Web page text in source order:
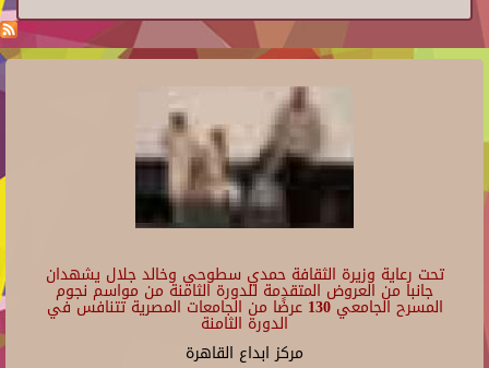
تحت رعاية وزيرة الثقافة حمدي سطوحي وخالد جلال يشهدان
جانبا من العروض المتقدمة للدورة الثامنة من مواسم نجوم
المسرح الجامعي 130 عرضًا من الجامعات المصرية تتنافس في
الدورة الثامنة
مركز ابداع القاهرة